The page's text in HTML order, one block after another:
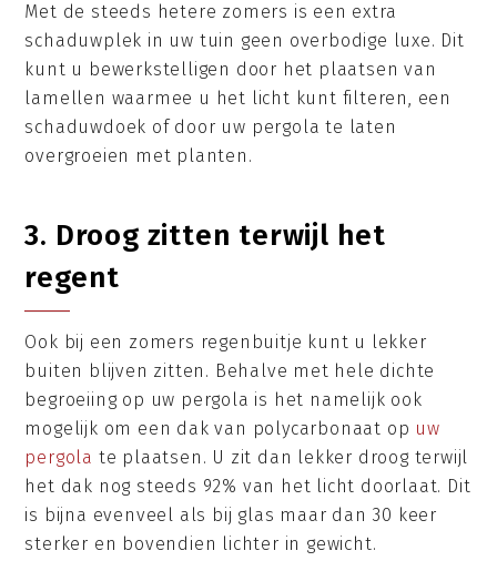
Met de steeds hetere zomers is een extra
schaduwplek in uw tuin geen overbodige luxe. Dit
kunt u bewerkstelligen door het plaatsen van
lamellen waarmee u het licht kunt filteren, een
schaduwdoek of door uw pergola te laten
overgroeien met planten.
3. Droog zitten terwijl het
regent
Ook bij een zomers regenbuitje kunt u lekker
buiten blijven zitten. Behalve met hele dichte
begroeiing op uw pergola is het namelijk ook
mogelijk om een dak van polycarbonaat op uw
pergola te plaatsen. U zit dan lekker droog terwijl
het dak nog steeds 92% van het licht doorlaat. Dit
is bijna evenveel als bij glas maar dan 30 keer
sterker en bovendien lichter in gewicht.